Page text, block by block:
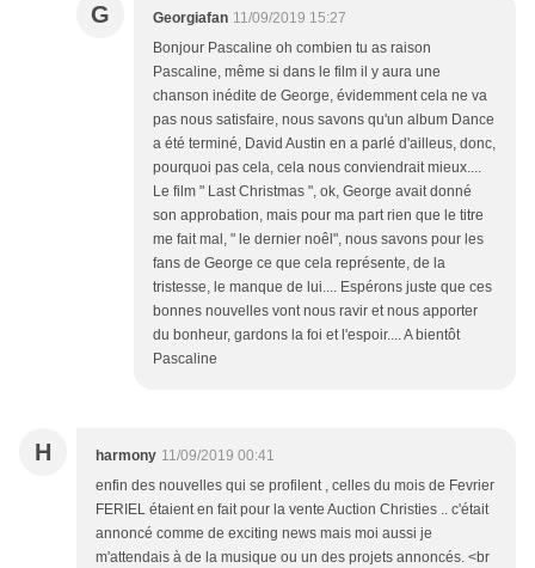
G Georgiafan 11/09/2019 15:27
Bonjour Pascaline oh combien tu as raison
Pascaline, même si dans le film il y aura une
chanson inédite de George, évidemment cela ne va
pas nous satisfaire, nous savons qu'un album Dance
a été terminé, David Austin en a parlé d'ailleus, donc,
pourquoi pas cela, cela nous conviendrait mieux....
Le film " Last Christmas ", ok, George avait donné
son approbation, mais pour ma part rien que le titre
me fait mal, " le dernier noêl", nous savons pour les
fans de George ce que cela représente, de la
tristesse, le manque de lui.... Espérons juste que ces
bonnes nouvelles vont nous ravir et nous apporter
du bonheur, gardons la foi et l'espoir.... A bientôt
Pascaline
H harmony 11/09/2019 00:41
enfin des nouvelles qui se profilent , celles du mois de Fevrier
FERIEL étaient en fait pour la vente Auction Christies .. c'était
annoncé comme de exciting news mais moi aussi je
m'attendais à de la musique ou un des projets annoncés. <br